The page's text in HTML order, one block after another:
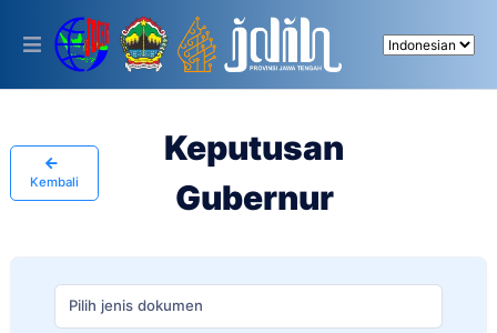
This
includes
system.
Kembali
Keputusan
Gubernur
Pilih jenis dokumen